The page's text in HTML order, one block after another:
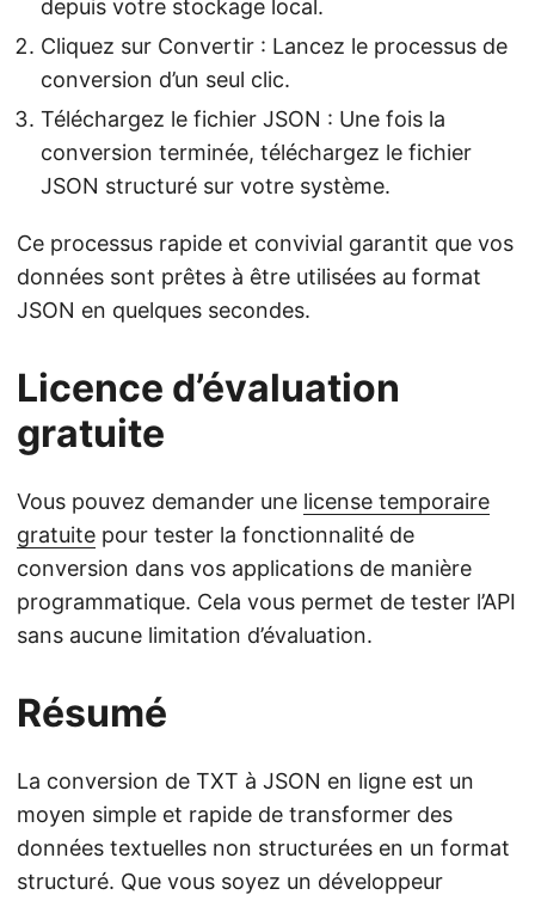
depuis votre stockage local.
Cliquez sur Convertir : Lancez le processus de
conversion d’un seul clic.
Téléchargez le fichier JSON : Une fois la
conversion terminée, téléchargez le fichier
JSON structuré sur votre système.
Ce processus rapide et convivial garantit que vos
données sont prêtes à être utilisées au format
JSON en quelques secondes.
Licence d’évaluation
gratuite
Vous pouvez demander une license temporaire
gratuite pour tester la fonctionnalité de
conversion dans vos applications de manière
programmatique. Cela vous permet de tester l’API
sans aucune limitation d’évaluation.
Résumé
La conversion de TXT à JSON en ligne est un
moyen simple et rapide de transformer des
données textuelles non structurées en un format
structuré. Que vous soyez un développeur